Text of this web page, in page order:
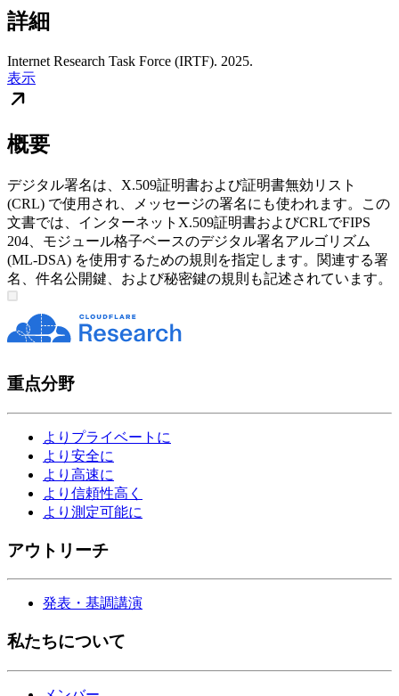
詳細
Internet Research Task Force (IRTF). 2025.
表示
概要
デジタル署名は、X.509証明書および証明書無効リスト
(CRL) で使用され、メッセージの署名にも使われます。この
文書では、インターネットX.509証明書およびCRLでFIPS
204、モジュール格子ベースのデジタル署名アルゴリズム
(ML-DSA) を使用するための規則を指定します。関連する署
名、件名公開鍵、および秘密鍵の規則も記述されています。
重点分野
よりプライベートに
より安全に
より高速に
より信頼性高く
より測定可能に
アウトリーチ
発表・基調講演
私たちについて